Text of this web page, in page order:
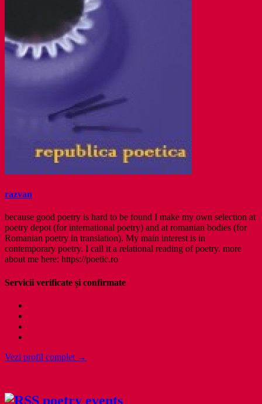
razvan
because good poetry is hard to be found I make my own selection at
poetry depot (for international poetry) and at romanian bodies (for
Romanian poetry in translation). My main interest is in
contemporary poetry. I call it a relational reading of poetry. more
about me here: https://poetic.ro
Servicii verificate și confirmate
Vezi profil complet →
poetry events